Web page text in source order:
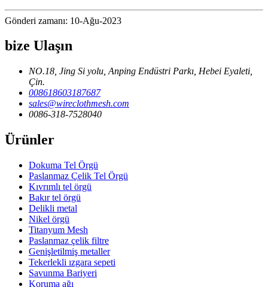
Gönderi zamanı: 10-Ağu-2023
bize Ulaşın
NO.18, Jing Si yolu, Anping Endüstri Parkı, Hebei Eyaleti,
Çin.
008618603187687
sales@wireclothmesh.com
0086-318-7528040
Ürünler
Dokuma Tel Örgü
Paslanmaz Çelik Tel Örgü
Kıvrımlı tel örgü
Bakır tel örgü
Delikli metal
Nikel örgü
Titanyum Mesh
Paslanmaz çelik filtre
Genişletilmiş metaller
Tekerlekli ızgara sepeti
Savunma Bariyeri
Koruma ağı